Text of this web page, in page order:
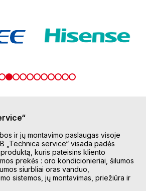
ir jų montavimo paslaugas visoje
„Technica service“ visada padės
kuris pateisins kliento
prekės : oro kondicionieriai, šilumos
siurbliai oras vanduo,
sistemos, jų montavimas, priežiūra ir